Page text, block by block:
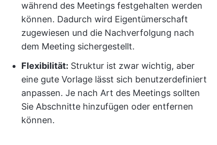
während des Meetings festgehalten werden
können. Dadurch wird Eigentümerschaft
zugewiesen und die Nachverfolgung nach
dem Meeting sichergestellt.
Flexibilität: Struktur ist zwar wichtig, aber
eine gute Vorlage lässt sich benutzerdefiniert
anpassen. Je nach Art des Meetings sollten
Sie Abschnitte hinzufügen oder entfernen
können.